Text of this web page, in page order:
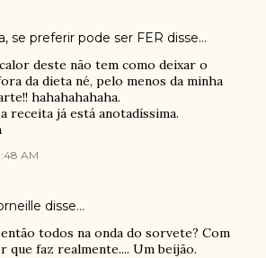
se preferir pode ser FER disse…
deste não tem como deixar o
da dieta né, pelo menos da minha
hahahahahaha.
receita já está anotadíssima.
AM
disse…
todos na onda do sorvete? Com
que faz realmente.... Um beijão.